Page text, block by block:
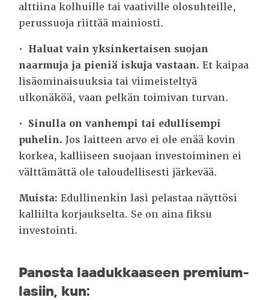
alttiina kolhuille tai vaativille olosuhteille,
perussuoja riittää mainiosti.
Haluat vain yksinkertaisen suojan
naarmuja ja pieniä iskuja vastaan. Et kaipaa
lisäominaisuuksia tai viimeisteltyä
ulkonäköä, vaan pelkän toimivan turvan.
Sinulla on vanhempi tai edullisempi
puhelin. Jos laitteen arvo ei ole enää kovin
korkea, kalliiseen suojaan investoiminen ei
välttämättä ole taloudellisesti järkevää.
Muista: Edullinenkin lasi pelastaa näyttösi
kalliilta korjaukselta. Se on aina fiksu
investointi.
Panosta laadukkaaseen premium-
lasiin, kun: